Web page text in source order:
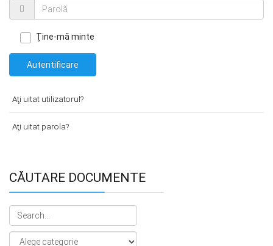
Ţine-mă minte
Autentificare
Aţi uitat utilizatorul?
Aţi uitat parola?
CĂUTARE DOCUMENTE